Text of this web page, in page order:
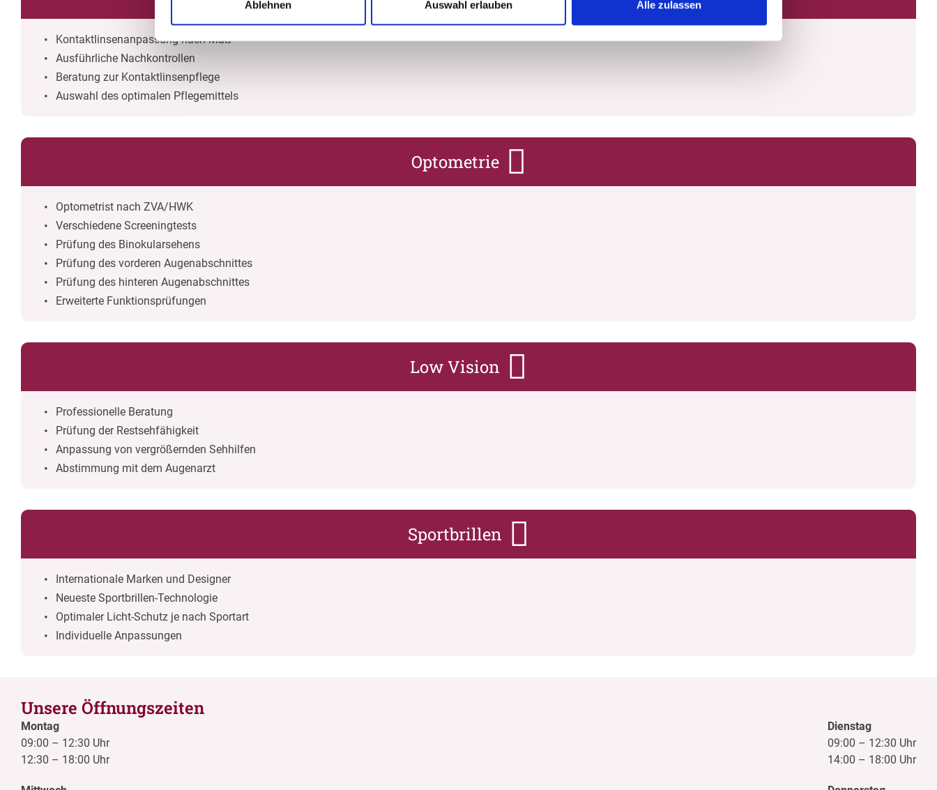
Ablehnen Auswahl erlauben Alle zulassen
Kontaktlinsenanpassung nach Maß
Ausführliche Nachkontrollen
Beratung zur Kontaktlinsenpflege
Auswahl des optimalen Pflegemittels
Optometrie
Optometrist nach ZVA/HWK
Verschiedene Screeningtests
Prüfung des Binokularsehens
Prüfung des vorderen Augenabschnittes
Prüfung des hinteren Augenabschnittes
Erweiterte Funktionsprüfungen
Low Vision
Professionelle Beratung
Prüfung der Restsehfähigkeit
Anpassung von vergrößernden Sehhilfen
Abstimmung mit dem Augenarzt
Sportbrillen
Internationale Marken und Designer
Neueste Sportbrillen-Technologie
Optimaler Licht-Schutz je nach Sportart
Individuelle Anpassungen
Unsere Öffnungszeiten
Montag
09:00 – 12:30 Uhr
12:30 – 18:00 Uhr
Dienstag
09:00 – 12:30 Uhr
14:00 – 18:00 Uhr